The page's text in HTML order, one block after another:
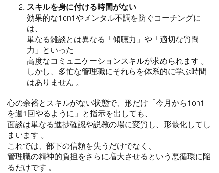
スキルを身に付ける時間がない
効果的な1on1やメンタル不調を防ぐコーチングに
は、
単なる雑談とは異なる「傾聴力」や「適切な質問
力」といった
高度なコミュニケーションスキルが求められます 。
しかし、多忙な管理職にそれらを体系的に学ぶ時間
はありません 。
心の余裕とスキルがない状態で、形だけ「今月から1on1
を週1回やるように」と指示を出しても、
面談は単なる進捗確認や説教の場に変質し、形骸化してし
まいます 。
これでは、部下の信頼を失うだけでなく、
管理職の精神的負担をさらに増大させるという悪循環に陥
るだけです 。